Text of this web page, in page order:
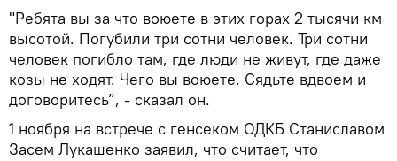
"Ребята вы за что воюете в этих горах 2 тысячи км
высотой. Погубили три сотни человек. Три сотни
человек погибло там, где люди не живут, где даже
козы не ходят. Чего вы воюете. Сядьте вдвоем и
договоритесь”, - сказал он.
1 ноября на встрече с генсеком ОДКБ Станиславом
Засем Лукашенко заявил, что считает, что